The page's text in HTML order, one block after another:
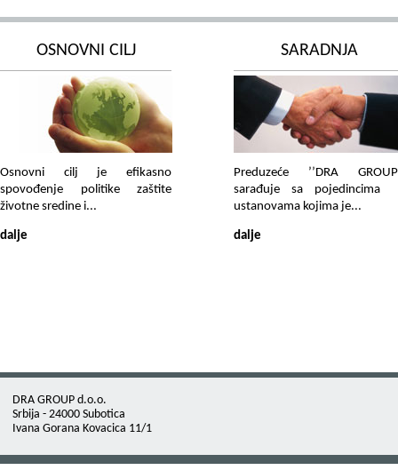
OSNOVNI CILJ
Osnovni cilj je efikasno
spovođenje politike zaštite
životne sredine i...
dalje
SARADNJA
Preduzeće ’’DRA
sarađuje sa
ustanovama kojima je...
dalje
DRA GROUP d.o.o.
Srbija - 24000 Subotica
Ivana Gorana Kovacica 11/1